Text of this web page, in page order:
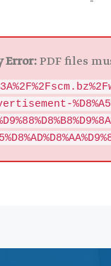
Error:PDF files